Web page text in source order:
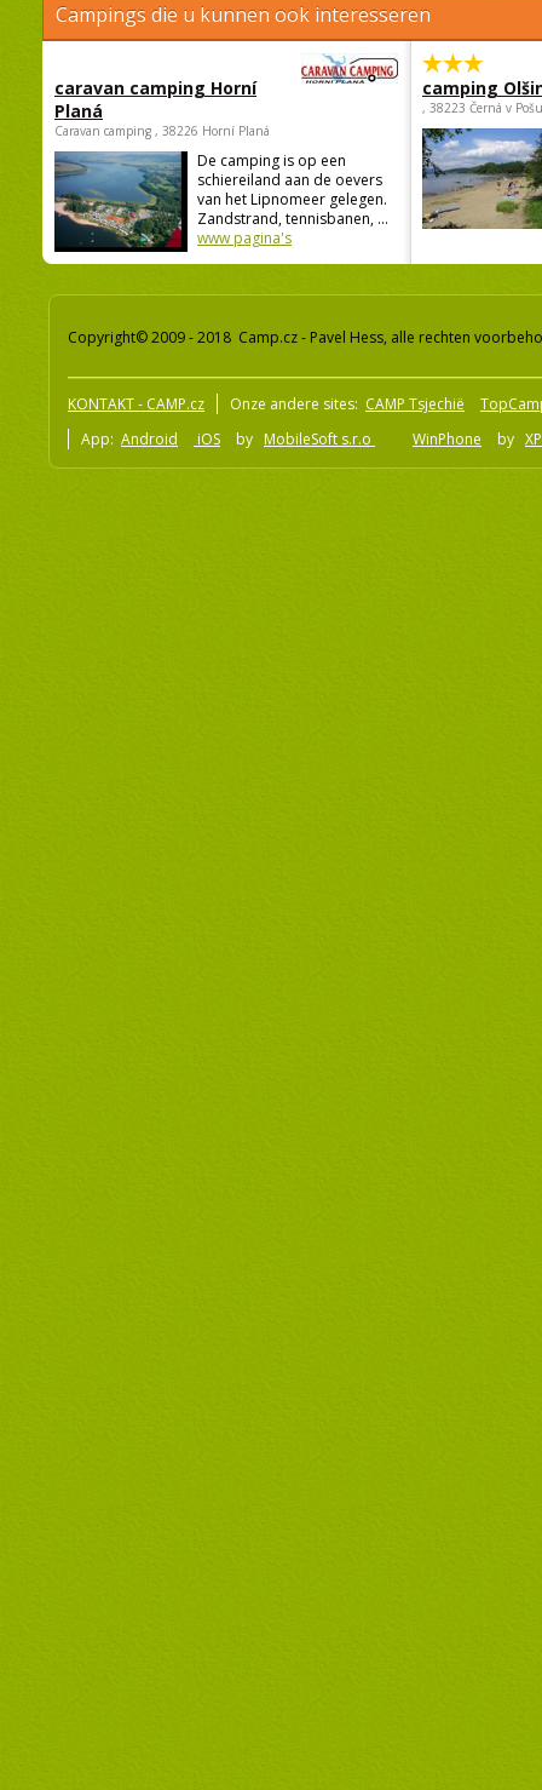
Campings die u kunnen ook interesseren
caravan camping Horní
Planá
Caravan camping , 38226 Horní Planá
De camping is op een
schiereiland aan de oevers
van het Lipnomeer gelegen.
Zandstrand, tennisbanen, ...
www pagina's
camping
, 38223 Černá v
Copyright© 2009 - 2018 Camp.cz - Pavel Hess, alle rechten
KONTAKT - CAMP.cz Onze andere sites: CAMP Tsjechië
App: Android iOS by MobileSoft s.r.o WinPhone by